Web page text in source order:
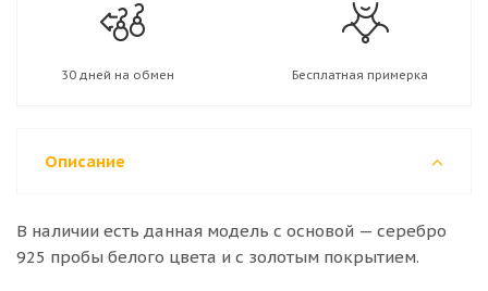
30 дней на обмен Бесплатная примерка
Описание
В наличии есть данная модель с основой — серебро
925 пробы белого цвета и с золотым покрытием.